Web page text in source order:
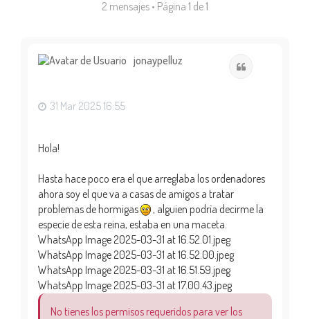
2 mensajes • Página 1 de1
jonaypelluz
31 Mar 2025 16:55
Hola!
Hasta hace poco era el que arreglaba los ordenadores
ahora soy el que va a casas de amigos a tratar
problemas de hormigas
, alguien podría decirme la
especie de esta reina, estaba en una maceta.
WhatsApp Image 2025-03-31 at 16.52.01.jpeg
WhatsApp Image 2025-03-31 at 16.52.00.jpeg
WhatsApp Image 2025-03-31 at 16.51.59.jpeg
WhatsApp Image 2025-03-31 at 17.00.43.jpeg
No tienes los permisos requeridos para ver los